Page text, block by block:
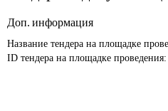
Доп. информация
Название тендера на площадке
ID тендера на площадке проведения: